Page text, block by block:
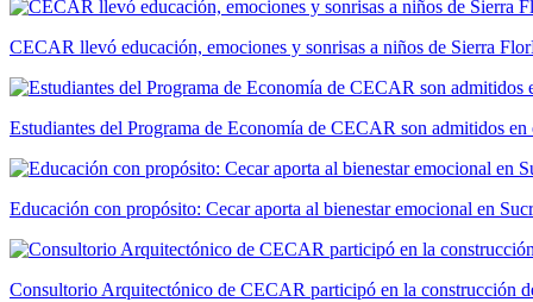
CECAR llevó educación, emociones y sonrisas a niños de Sierra Flor
Estudiantes del Programa de Economía de CECAR son admitidos
Educación con propósito: Cecar aporta al bienestar emocional en
Consultorio Arquitectónico de CECAR participó en la construcción